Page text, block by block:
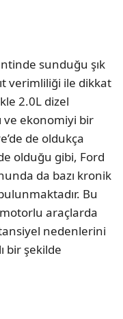
sunduğu şık
verimliliği ile dikkat
2.0L dizel
ekonomiyi bir
de oldukça
olduğu gibi, Ford
da bazı kronik
Bu
araçlarda
nedenlerini
bir şekilde